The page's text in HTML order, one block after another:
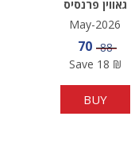
גאווין פרנסיס
May-2026
Sale price
70 Price
88
Save 18 ₪
BUY